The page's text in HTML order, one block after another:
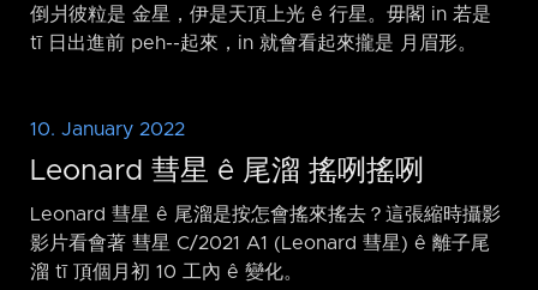
倒爿彼粒是 金星，伊是天頂上光 ê 行星。毋閣 in 若是
tī 日出進前 peh-⁠-起來，in 就會看起來攏是 月眉形。
10. January 2022
Leonard 彗星 ê 尾溜 搖咧搖咧
Leonard 彗星 ê 尾溜是按怎會搖來搖去？這張縮時攝影
影片看會著 彗星 C/2021 A1 (Leonard 彗星) ê 離子尾
溜 tī 頂個月初 10 工內 ê 變化。